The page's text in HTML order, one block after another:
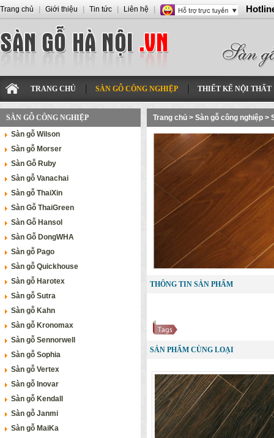
TRANG CHỦ SÀN GỖ CÔNG NGHIỆP THIẾT KẾ NỘI THẤT
SÀN GỖ CÔNG NGHIỆP
Sàn gỗ Wilson
Sàn gỗ Morser
Sàn Gỗ Ruby
Sàn gỗ Vanachai
Sàn gỗ ThaiXin
Sàn Gỗ ThaiGreen
Sàn Gỗ Hansol
Sàn Gỗ DongWHA
Sàn gỗ Pago
Sàn gỗ Quickhouse
Sàn gỗ Harotex
Sàn gỗ Sutra
Sàn gỗ Kahn
Sàn gỗ Kronomax
Sàn gỗ Sennorwell
Sàn gỗ Sophia
Sàn gỗ Vertex
Sàn gỗ Inovar
Sàn gỗ Kendall
Sàn gỗ Janmi
Sàn gỗ MaiKa
Trang chủ > Sàn gỗ công nghiệp >
THÔNG TIN SẢN PHẨM
SẢN PHẨM CÙNG LOẠI
Trang chủ Giới thiệu Tin tức Liên hệ